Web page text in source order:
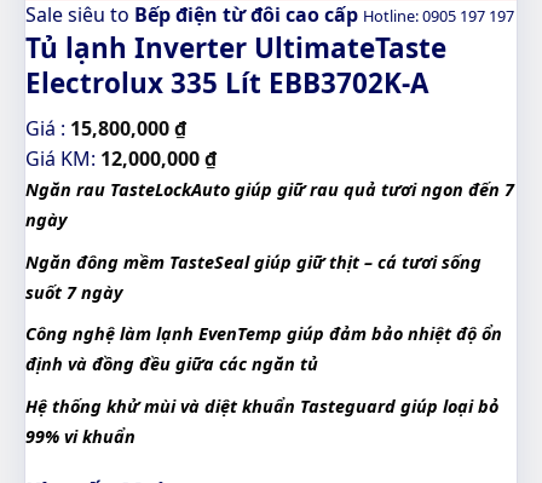
Sale siêu to Bếp điện từ đôi cao cấp Hotline: 0905 197 197
Tủ lạnh Inverter UltimateTaste
Electrolux 335 Lít EBB3702K-A
Giá : 15,800,000₫
Giá KM: 12,000,000₫
Ngăn rau TasteLockAuto giúp giữ rau quả tươi ngon đến 7
ngày
Ngăn đông mềm TasteSeal giúp giữ thịt – cá tươi sống
suốt 7 ngày
Công nghệ làm lạnh EvenTemp giúp đảm bảo nhiệt độ ổn
định và đồng đều giữa các ngăn tủ
Hệ thống khử mùi và diệt khuẩn Tasteguard giúp loại bỏ
99% vi khuẩn